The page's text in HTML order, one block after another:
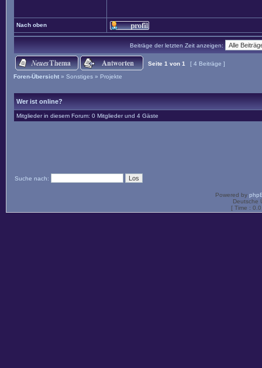
Nach oben
Beiträge der letzten Zeit anzeigen:
Seite 1 von 1
[ 4 Beiträge ]
Foren-Übersicht » Sonstiges » Projekte
Wer ist online?
Mitglieder in diesem Forum: 0 Mitglieder und 4 Gäste
Suche nach:
Powered by
Deutsche
[ Time :